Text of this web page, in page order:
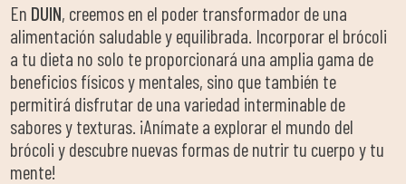
En DUIN, creemos en el poder transformador de una
alimentación saludable y equilibrada. Incorporar el brócoli
a tu dieta no solo te proporcionará una amplia gama de
beneficios físicos y mentales, sino que también te
permitirá disfrutar de una variedad interminable de
sabores y texturas. ¡Anímate a explorar el mundo del
brócoli y descubre nuevas formas de nutrir tu cuerpo y tu
mente!